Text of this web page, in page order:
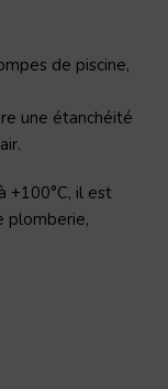
de piscine,
une étanchéité
+100°C, il est
plomberie,